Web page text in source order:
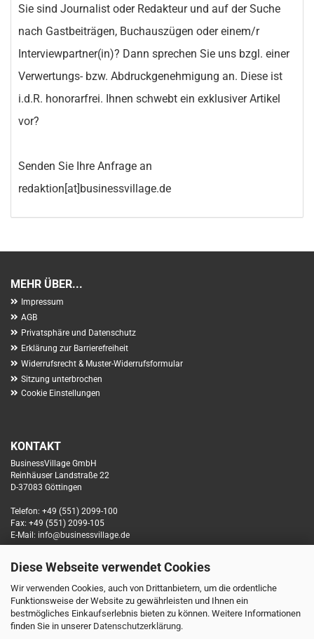
Diese Webseite verwendet Cookies
Wir verwenden Cookies, auch von Drittanbietern, um die ordentliche
Funktionsweise der Website zu gewährleisten und Ihnen ein
bestmögliches Einkaufserlebnis bieten zu können. Weitere Informationen
finden Sie in unserer Datenschutzerklärung.
Sie sind Journalist oder Redakteur und auf der Suche
nach Gastbeiträgen, Buchauszügen oder einem/r
Interviewpartner(in)? Dann sprechen Sie uns bzgl. einer
Verwertungs- bzw. Abdruckgenehmigung an. Diese ist
i.d.R. honorarfrei. Ihnen schwebt ein exklusiver Artikel
vor?
Senden Sie Ihre Anfrage an
redaktion[at]businessvillage.de
MEHR ÜBER...
Impressum
AGB
Privatsphäre und Datenschutz
Erklärung zur Barrierefreiheit
Widerrufsrecht & Muster-Widerrufsformular
Sitzung unterbrochen
Cookie Einstellungen
KONTAKT
BusinessVillage GmbH
Reinhäuser Landstraße 22
D-37083 Göttingen
Telefon: +49 (551) 2099-100
Fax: +49 (551) 2099-105
E-Mail: info@businessvillage.de
SOCIAL MEDIA